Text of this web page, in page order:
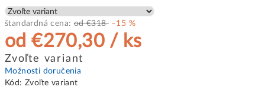
štandardná cena: od €318 –15 %
od€270,30 / ks
Jednotková
cena:
Zvoľte variant
Možnosti doručenia
Kód: Zvoľte variant